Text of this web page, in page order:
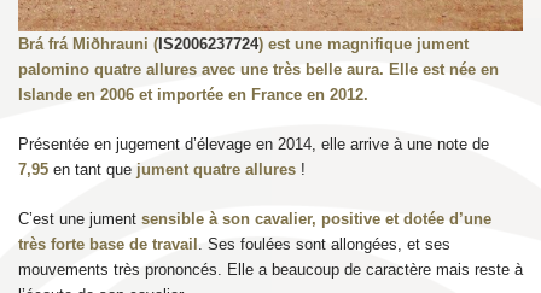
Brá frá Miðhrauni ( IS2006237724) est une magnifique jument
palomino quatre allures avec une très belle aura. Elle est née en
Islande en 2006 et importée en France en 2012.
Présentée en jugement d’élevage en 2014, elle arrive à une note de
7,95 en tant que jument quatre allures !
C’est une jument sensible à son cavalier, positive et dotée d’une
très forte base de travail . Ses foulées sont allongées, et ses
mouvements très prononcés. Elle a beaucoup de caractère mais reste à